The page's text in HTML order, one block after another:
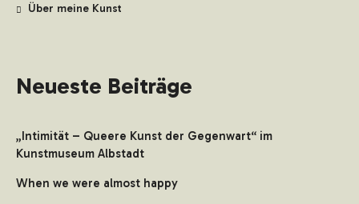
Über meine Kunst
Neueste Beiträge
„Intimität – Queere Kunst der Gegenwart“ im
Kunstmuseum Albstadt
When we were almost happy